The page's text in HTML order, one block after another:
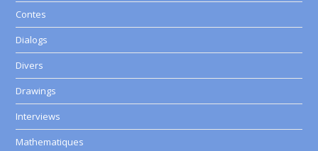
Contes
Dialogs
Divers
Drawings
Interviews
Mathematiques